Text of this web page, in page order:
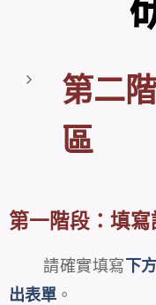
第二
區
第一階段：填
請確實填寫下方
出表單 。